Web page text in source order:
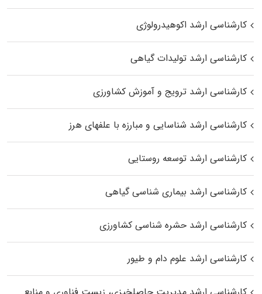
کارشناسی ارشد اکوهیدرولوژی
کارشناسی ارشد تولیدات گیاهی
کارشناسی ارشد ترویج و آموزش کشاورزی
کارشناسی ارشد شناسایی و مبارزه با علفهای هرز
کارشناسی ارشد توسعه روستایی
کارشناسی ارشد بیماری‌ شناسی گیاهی
کارشناسی ارشد حشره‌ شناسی کشاورزی
کارشناسی ارشد علوم دام و طیور